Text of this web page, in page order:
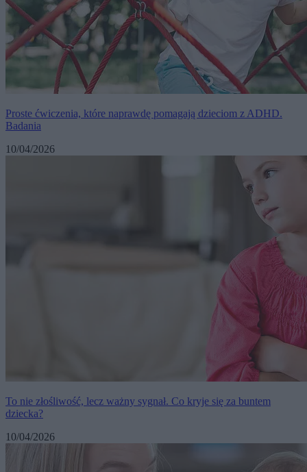
Proste ćwiczenia, które naprawdę pomagają dzieciom z ADHD.
Badania
10/04/2026
To nie złośliwość, lecz ważny sygnał. Co kryje się za buntem
dziecka?
10/04/2026